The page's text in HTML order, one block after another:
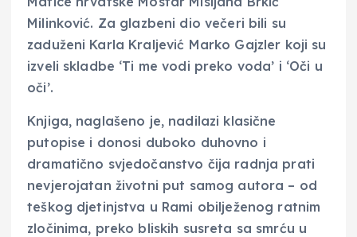
Milinković. Za glazbeni dio večeri bili su
zaduženi Karla Kraljević Marko Gajzler koji su
izveli skladbe ‘Ti me vodi preko voda’ i ‘Oči u
oči’.
Knjiga, naglašeno je, nadilazi klasične
putopise i donosi duboko duhovno i
dramatično svjedočanstvo čija radnja prati
nevjerojatan životni put samog autora – od
teškog djetinjstva u Rami obilježenog ratnim
zločinima, preko bliskih susreta sa smrću u